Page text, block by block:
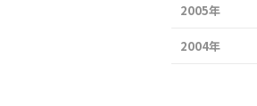
2005年
2004年